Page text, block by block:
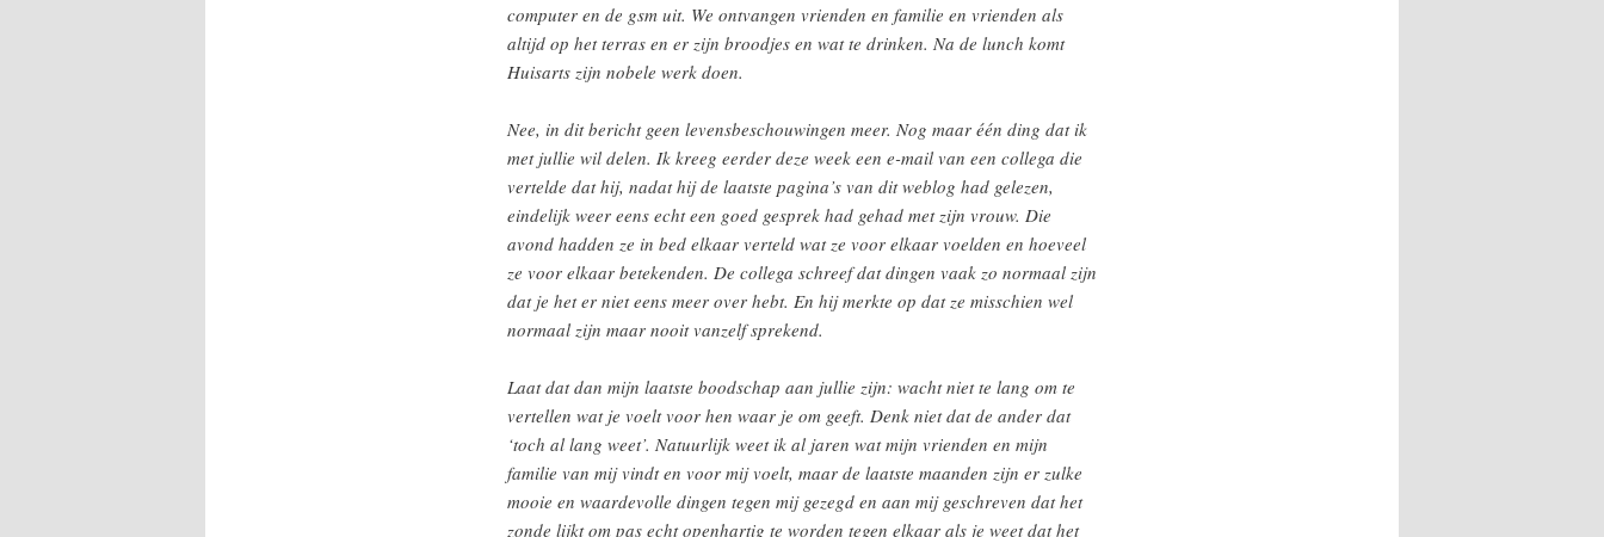
computer en de gsm uit. We ontvangen vrienden en familie en vrienden als
altijd op het terras en er zijn broodjes en wat te drinken. Na de lunch komt
Huisarts zijn nobele werk doen.
Nee, in dit bericht geen levensbeschouwingen meer. Nog maar één ding dat ik
met jullie wil delen. Ik kreeg eerder deze week een e-mail van een collega die
vertelde dat hij, nadat hij de laatste pagina’s van dit weblog had gelezen,
eindelijk weer eens echt een goed gesprek had gehad met zijn vrouw. Die
avond hadden ze in bed elkaar verteld wat ze voor elkaar voelden en hoeveel
ze voor elkaar betekenden. De collega schreef dat dingen vaak zo normaal zijn
dat je het er niet eens meer over hebt. En hij merkte op dat ze misschien wel
normaal zijn maar nooit vanzelf sprekend.
Laat dat dan mijn laatste boodschap aan jullie zijn: wacht niet te lang om te
vertellen wat je voelt voor hen waar je om geeft. Denk niet dat de ander dat
‘toch al lang weet’. Natuurlijk weet ik al jaren wat mijn vrienden en mijn
familie van mij vindt en voor mij voelt, maar de laatste maanden zijn er zulke
mooie en waardevolle dingen tegen mij gezegd en aan mij geschreven dat het
zonde lijkt om pas echt openhartig te worden tegen elkaar als je weet dat het